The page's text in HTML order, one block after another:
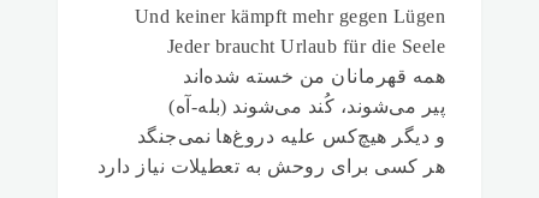
Und keiner kämpft mehr gegen Lügen
Jeder braucht Urlaub für die Seele
همه قهرمانان من خسته شده‌اند
پیر می‌شوند، کُند می‌شوند (بله-آه)
و دیگر هیچ‌کس علیه دروغ‌ها نمی‌جنگد
هر کسی برای روحش به تعطیلات نیاز دارد